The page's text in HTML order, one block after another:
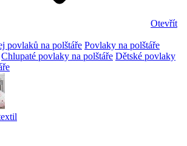
Otevřít
povlaků na polštáře Povlaky na polštáře
Chlupaté povlaky na polštáře Dětské povlaky